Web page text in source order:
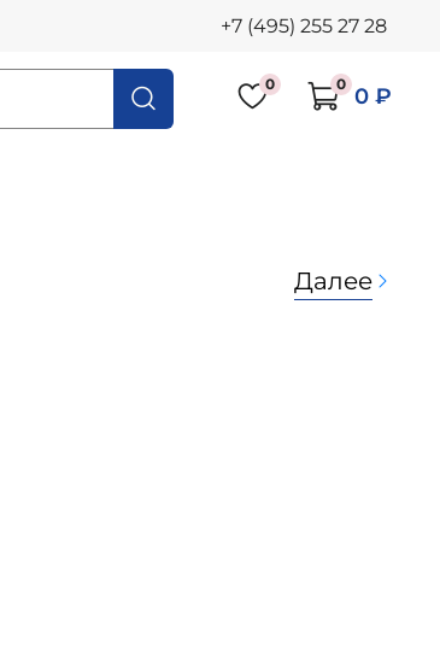
+7 (495) 255 27 28
0 0 0 ₽
Далее